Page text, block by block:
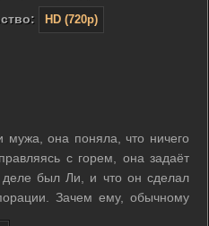
HD (720p)
мужа, она поняла, что ничего
с горем, она задаёт
был Ли, и что он сделал
Зачем ему, обычному
собой оружие? Нарастает